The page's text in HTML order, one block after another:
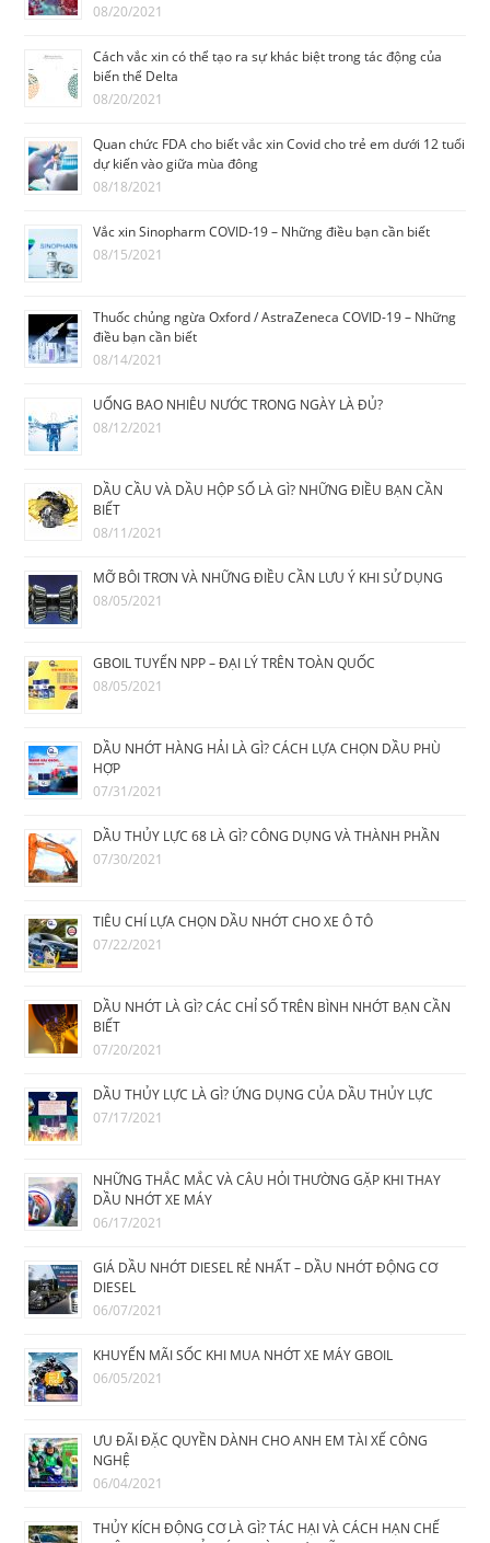
08/20/2021
Cách vắc xin có thể tạo ra sự khác biệt trong tác động của
biến thể Delta
08/20/2021
Quan chức FDA cho biết vắc xin Covid cho trẻ em dưới 12 tuổi
dự kiến vào giữa mùa đông
08/18/2021
Vắc xin Sinopharm COVID-19 – Những điều bạn cần biết
08/15/2021
Thuốc chủng ngừa Oxford / AstraZeneca COVID-19 – Những
điều bạn cần biết
08/14/2021
UỐNG BAO NHIÊU NƯỚC TRONG NGÀY LÀ ĐỦ?
08/12/2021
DẦU CẦU VÀ DẦU HỘP SỐ LÀ GÌ? NHỮNG ĐIỀU BẠN CẦN
BIẾT
08/11/2021
MỠ BÔI TRƠN VÀ NHỮNG ĐIỀU CẦN LƯU Ý KHI SỬ DỤNG
08/05/2021
GBOIL TUYỂN NPP – ĐẠI LÝ TRÊN TOÀN QUỐC
08/05/2021
DẦU NHỚT HÀNG HẢI LÀ GÌ? CÁCH LỰA CHỌN DẦU PHÙ
HỢP
07/31/2021
DẦU THỦY LỰC 68 LÀ GÌ? CÔNG DỤNG VÀ THÀNH PHẦN
07/30/2021
TIÊU CHÍ LỰA CHỌN DẦU NHỚT CHO XE Ô TÔ
07/22/2021
DẦU NHỚT LÀ GÌ? CÁC CHỈ SỐ TRÊN BÌNH NHỚT BẠN CẦN
BIẾT
07/20/2021
DẦU THỦY LỰC LÀ GÌ? ỨNG DỤNG CỦA DẦU THỦY LỰC
07/17/2021
NHỮNG THẮC MẮC VÀ CÂU HỎI THƯỜNG GẶP KHI THAY
DẦU NHỚT XE MÁY
06/17/2021
GIÁ DẦU NHỚT DIESEL RẺ NHẤT – DẦU NHỚT ĐỘNG CƠ
DIESEL
06/07/2021
KHUYẾN MÃI SỐC KHI MUA NHỚT XE MÁY GBOIL
06/05/2021
ƯU ĐÃI ĐẶC QUYỀN DÀNH CHO ANH EM TÀI XẾ CÔNG
NGHỆ
06/04/2021
THỦY KÍCH ĐỘNG CƠ LÀ GÌ? TÁC HẠI VÀ CÁCH HẠN CHẾ